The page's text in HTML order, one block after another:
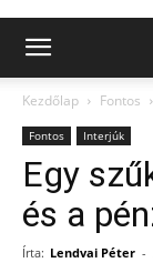
Kezdőlap Fontos
Fontos Interjúk
Egy
és a
Írta: Lendvai Péter -